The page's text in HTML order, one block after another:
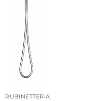
RUBINETTERIA